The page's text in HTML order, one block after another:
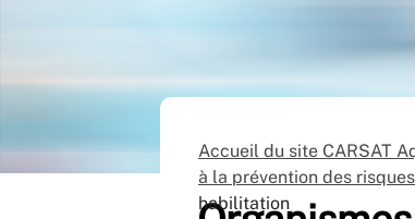
Accueil du site CARSAT
à la prévention des
habilitation